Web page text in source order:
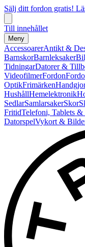
Sälj ditt fordon gratis!
Till innehållet
Meny
AccessoarerAntikt &
BarnskorBarnleksaker
TidningarDatorer &
VideofilmerFordon
OptikFrimärken
HushållHemelektronik
SedlarSamlarsakerSkor
FritidTelefoni, Tablets &
DatorspelVykort &